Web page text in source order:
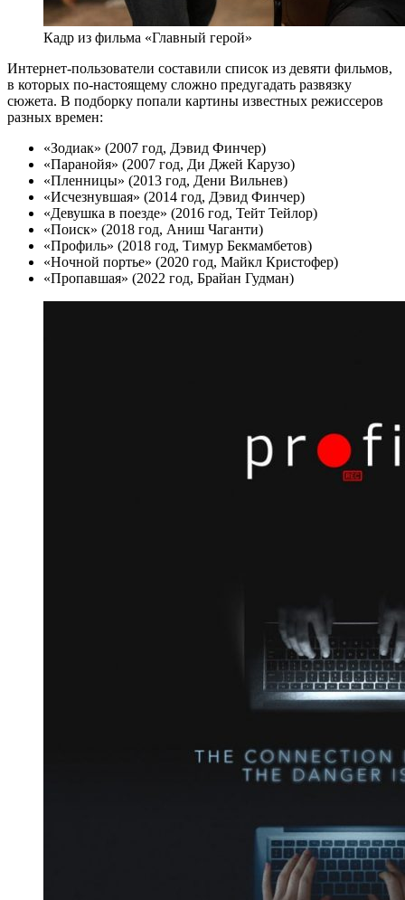
Кадр из фильма «Главный герой»
Интернет-пользователи составили список из девяти фильмов,
в которых по-настоящему сложно предугадать развязку
сюжета. В подборку попали картины известных режиссеров
разных времен:
«Зодиак» (2007 год, Дэвид Финчер)
«Паранойя» (2007 год, Ди Джей Карузо)
«Пленницы» (2013 год, Дени Вильнев)
«Исчезнувшая» (2014 год, Дэвид Финчер)
«Девушка в поезде» (2016 год, Тейт Тейлор)
«Поиск» (2018 год, Аниш Чаганти)
«Профиль» (2018 год, Тимур Бекмамбетов)
«Ночной портье» (2020 год, Майкл Кристофер)
«Пропавшая» (2022 год, Брайан Гудман)